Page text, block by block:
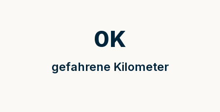
gefahrene Kilometer
0K